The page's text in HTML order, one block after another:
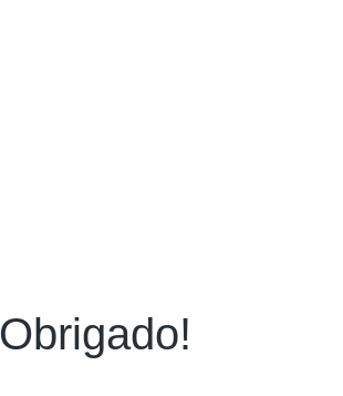
Obrigado!